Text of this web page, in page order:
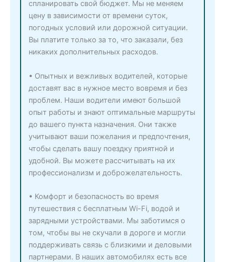
спланировать свой бюджет. Мы не меняем
цену в зависимости от времени суток,
погодных условий или дорожной ситуации.
Вы платите только за то, что заказали, без
никаких дополнительных расходов.
• Опытных и вежливых водителей, которые
доставят вас в нужное место вовремя и без
проблем. Наши водители имеют большой
опыт работы и знают оптимальные маршруты
до вашего пункта назначения. Они также
учитывают ваши пожелания и предпочтения,
чтобы сделать вашу поездку приятной и
удобной. Вы можете рассчитывать на их
профессионализм и доброжелательность.
• Комфорт и безопасность во время
путешествия с бесплатным Wi-Fi, водой и
зарядными устройствами. Мы заботимся о
том, чтобы вы не скучали в дороге и могли
поддерживать связь с близкими и деловыми
партнерами. В наших автомобилях есть все